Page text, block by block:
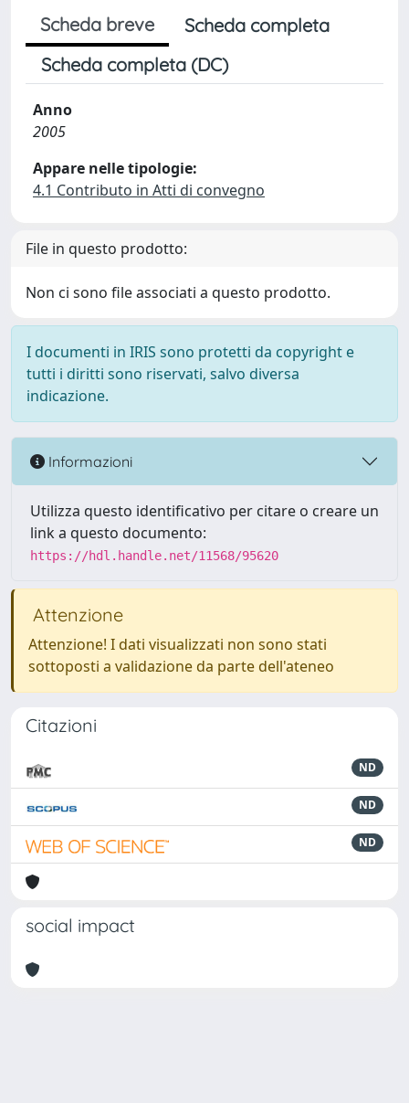
Scheda breve
Scheda completa
Scheda completa (DC)
Anno
2005
Appare nelle tipologie:
4.1 Contributo in Atti di convegno
File in questo prodotto:
Non ci sono file associati a questo prodotto.
I documenti in IRIS sono protetti da copyright e
tutti i diritti sono riservati, salvo diversa
indicazione.
Informazioni
Utilizza questo identificativo per citare o creare un
link a questo documento:
https://hdl.handle.net/11568/95620
Attenzione
Attenzione! I dati visualizzati non sono stati
sottoposti a validazione da parte dell'ateneo
Citazioni
ND
ND
ND
social impact